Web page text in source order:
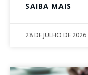
SAIBA MAIS
28 DE JULHO DE 2026